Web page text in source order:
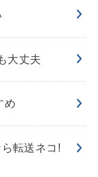
大丈夫
め
転送ネコ!